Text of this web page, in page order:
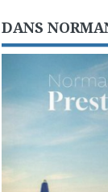
DANS